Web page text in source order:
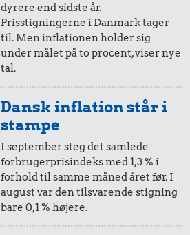
20,-
i 2005
= 29,-
i 2025
14,-
5,-
i 2005
= 7,-
i 2025
dyrere end sidste år.
Prisstigningerne i Danmark tager
til. Men inflationen holder sig
under målet på to procent, viser nye
tal.
Dansk inflation står i
stampe
I september steg det samlede
forbrugerprisindeks med 1,3 % i
forhold til samme måned året før. I
august var den tilsvarende stigning
bare 0,1 % højere.